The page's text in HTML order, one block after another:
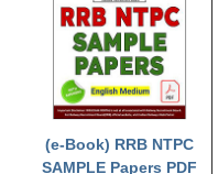
(e-Book) RRB NTPC
SAMPLE Papers PDF